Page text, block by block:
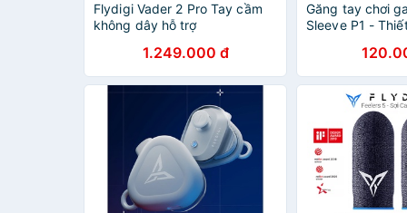
Flydigi Vader 2 Pro Tay cầm
không dây hỗ trợ
1.249.000 đ
Găng tay chơi
Sleeve P1 -
có thể giặt lại